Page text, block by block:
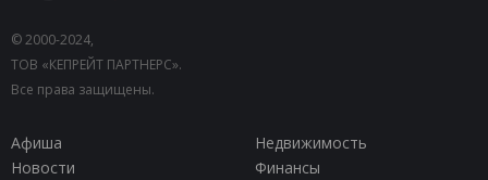
© 2000-2024,
ТОВ «КЕПРЕЙТ ПАРТНЕРС».
Все права защищены.
Афиша
Недвижимость
Новости
Финансы